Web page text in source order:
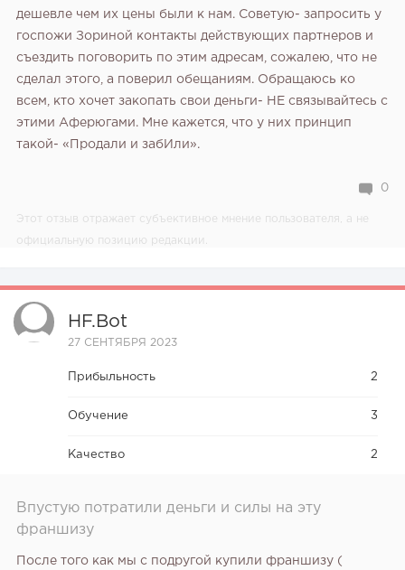
дешевле чем их цены были к нам. Советую- запросить у
госпожи Зориной контакты действующих партнеров и
съездить поговорить по этим адресам, сожалею, что не
сделал этого, а поверил обещаниям. Обращаюсь ко
всем, кто хочет закопать свои деньги- НЕ связывайтесь с
этими Аферюгами. Мне кажется, что у них принцип
такой- «Продали и забИли».
0
Этот отзыв отражает субъективное мнение пользователя, а не
официальную позицию редакции.
HF.bot
27 СЕНТЯБРЯ 2023
Прибыльность 2
Обучение 3
Качество 2
Впустую потратили деньги и силы на эту
франшизу
После того как мы с подругой купили франшизу (